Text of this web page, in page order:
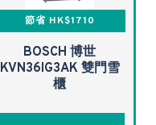
節省 HK$1710
BOSCH 博世
KVN36IG3AK 雙門雪
櫃